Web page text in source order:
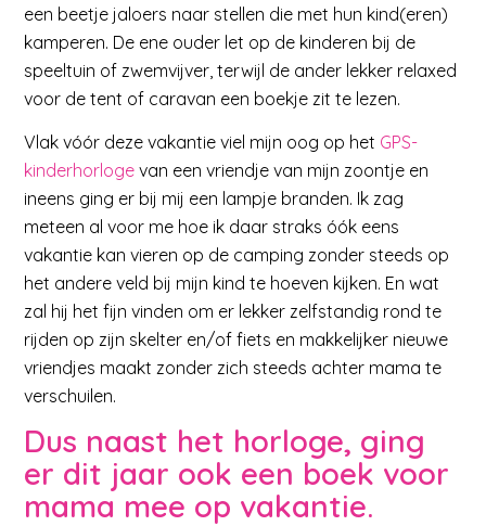
een beetje jaloers naar stellen die met hun kind(eren)
kamperen. De ene ouder let op de kinderen bij de
speeltuin of zwemvijver, terwijl de ander lekker relaxed
voor de tent of caravan een boekje zit te lezen.
Vlak vóór deze vakantie viel mijn oog op het GPS-
kinderhorloge van een vriendje van mijn zoontje en
ineens ging er bij mij een lampje branden. Ik zag
meteen al voor me hoe ik daar straks óók eens
vakantie kan vieren op de camping zonder steeds op
het andere veld bij mijn kind te hoeven kijken. En wat
zal hij het fijn vinden om er lekker zelfstandig rond te
rijden op zijn skelter en/of fiets en makkelijker nieuwe
vriendjes maakt zonder zich steeds achter mama te
verschuilen.
Dus naast het horloge, ging
er dit jaar ook een boek voor
mama mee op vakantie.